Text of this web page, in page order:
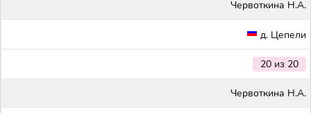
Червоткина Н.А.
д. Цепели
20 из 20
Червоткина Н.А.